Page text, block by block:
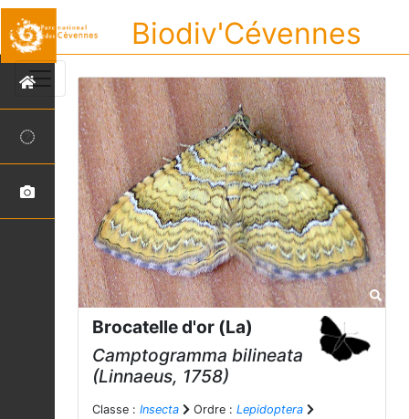
Biodiv'Cévennes
Brocatelle d'or (La)
Camptogramma bilineata
(Linnaeus, 1758)
Classe : Insecta Ordre : Lepidoptera